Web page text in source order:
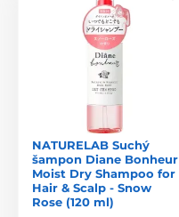
NATURELAB Suchý
šampon Diane Bonheur
Moist Dry Shampoo for
Hair & Scalp - Snow
Rose (120 ml)